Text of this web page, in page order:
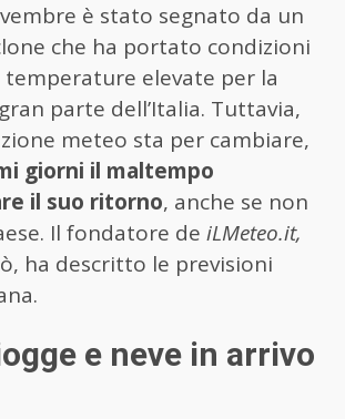
è stato segnato da un
che ha portato condizioni
elevate per la
parte dell’Italia. Tuttavia,
meteo sta per cambiare,
giorni il maltempo
il suo ritorno, anche se non
Il fondatore de iLMeteo.it,
ha descritto le previsioni
e neve in arrivo